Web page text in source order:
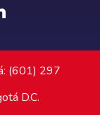
(601) 297
D.C.